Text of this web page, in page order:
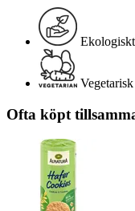
Vegetarisk
Ofta köpt